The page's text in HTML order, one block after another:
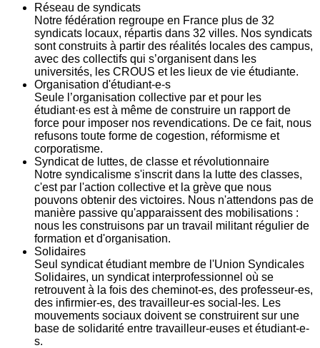
Réseau de syndicats
Notre fédération regroupe en France plus de 32
syndicats locaux, répartis dans 32 villes. Nos syndicats
sont construits à partir des réalités locales des campus,
avec des collectifs qui s’organisent dans les
universités, les CROUS et les lieux de vie étudiante.
Organisation d'étudiant-e-s
Seule l’organisation collective par et pour les
étudiant·es est à même de construire un rapport de
force pour imposer nos revendications. De ce fait, nous
refusons toute forme de cogestion, réformisme et
corporatisme.
Syndicat de luttes, de classe et révolutionnaire
Notre syndicalisme s'inscrit dans la lutte des classes,
c'est par l'action collective et la grève que nous
pouvons obtenir des victoires. Nous n'attendons pas de
manière passive qu'apparaissent des mobilisations :
nous les construisons par un travail militant régulier de
formation et d'organisation.
Solidaires
Seul syndicat étudiant membre de l'Union Syndicales
Solidaires, un syndicat interprofessionnel où se
retrouvent à la fois des cheminot-es, des professeur-es,
des infirmier-es, des travailleur-es social-les. Les
mouvements sociaux doivent se construirent sur une
base de solidarité entre travailleur-euses et étudiant-e-
s.